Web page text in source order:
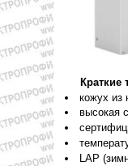
Краткие
кожух из
высокая
LAP